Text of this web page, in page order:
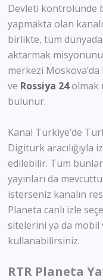
Devleti kontrolünde
yapmakta olan
birlikte, tüm
aktarmak
merkezi Moskova’da
ve Rossiya 24olmak
bulunur.
Kanal Türkiye’de
Digiturk
edilebilir. Tüm
yayınları da
isterseniz kanalın
Planeta canlı izle
sitelerini ya da
kullanabilirsiniz.
RTR Planeta